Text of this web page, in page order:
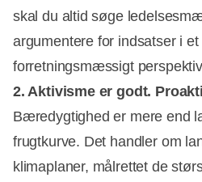
skal du altid søge
argumentere for indsatser i
forretningsmæssigt
2. Aktivisme er godt.
Bæredygtighed er mere end
frugtkurve. Det handler om
klimaplaner, målrettet de